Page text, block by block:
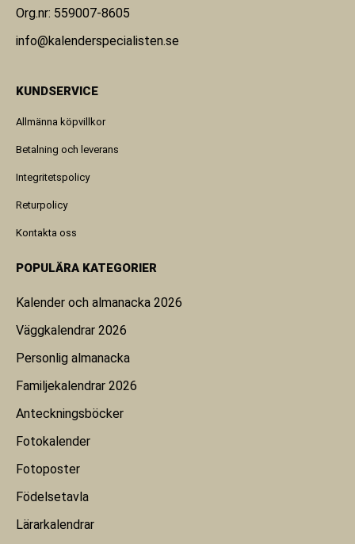
Org.nr: 559007-8605
info@kalenderspecialisten.se
KUNDSERVICE
Allmänna köpvillkor
Betalning och leverans
Integritetspolicy
Returpolicy
Kontakta oss
POPULÄRA KATEGORIER
Kalender och almanacka 2026
Väggkalendrar 2026
Personlig almanacka
Familjekalendrar 2026
Anteckningsböcker
Fotokalender
Fotoposter
Födelsetavla
Lärarkalendrar